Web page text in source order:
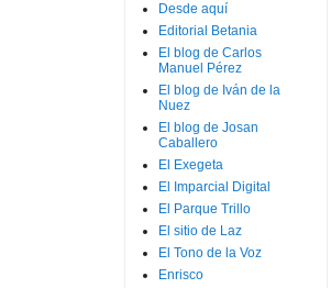
Desde aquí
Editorial Betania
El blog de Carlos
Manuel Pérez
El blog de Iván de la
Nuez
El blog de Josan
Caballero
El Exegeta
El Imparcial Digital
El Parque Trillo
El sitio de Laz
El Tono de la Voz
Enrisco